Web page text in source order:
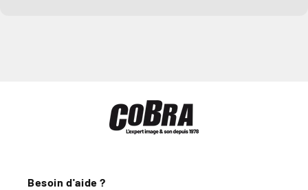
Besoin d'aide ?